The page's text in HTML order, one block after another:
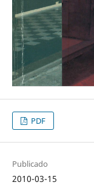
PDF
Publicado
2010-03-15